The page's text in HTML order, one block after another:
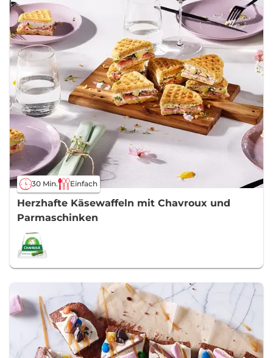
30 Min. Einfach
Herzhafte Käsewaffeln mit Chavroux und
Parmaschinken